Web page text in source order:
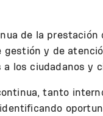
de la prestación
y de
los ciudadanos y
tanto